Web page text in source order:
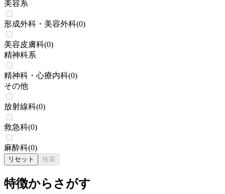
美容系
形成外科・美容外科(0)
美容皮膚科(0)
精神科系
精神科・心療内科(0)
その他
放射線科(0)
救急科(0)
麻酔科(0)
リセット 検索
特徴からさがす